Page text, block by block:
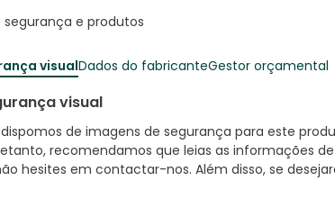
e produtos
visualDados do fabricanteGestor orçamental
visual
de imagens de segurança para este
recomendamos que leias as informações
hesites em contactar-nos. Além disso, se